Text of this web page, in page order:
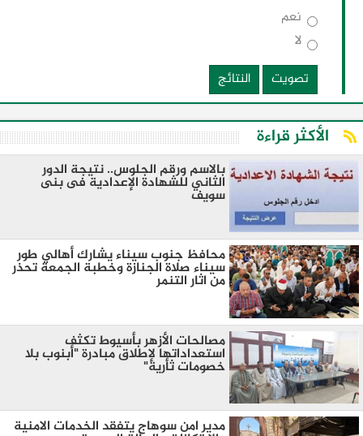
نعم
لا
تصويت
النتائج
الأكثر قراءة
بالاسم ورقم الجلوس.. نتيجة الدور
الثاني للشهادة الإعدادية فى بنى
سويف
محافظ جنوب سيناء يشارك أهالي طور
سيناء صلاة الجنازة وخطبة الجمعة تحذر
من اثار التنمر
مصالحات الأزهر بأسيوط تكثف
استعداداتها لإطلاق مبادرة "أبنوب بلا
خصومات ثأرية"
مدير امن سوهاج يتفقد الخدمات الامنية